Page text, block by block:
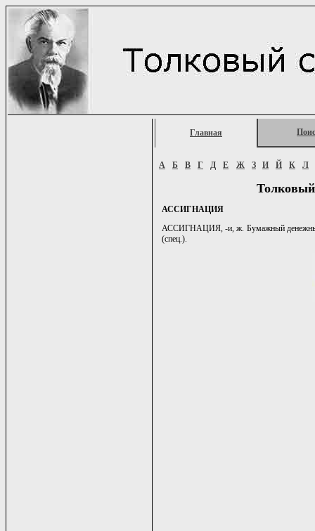
Главная
А Б В Г Д Е Ж З И Й К Л
АССИГНАЦИЯ
АССИГНАЦИЯ, -и, ж. Бумажный денежный
(спец.).